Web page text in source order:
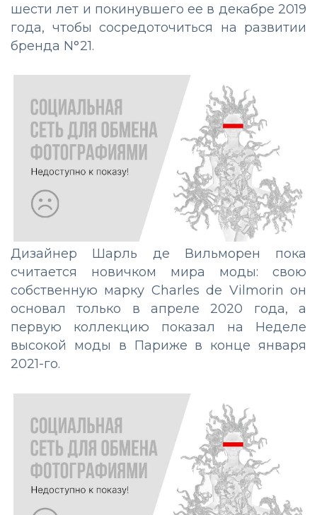
шести лет и покинувшего ее в декабре 2019
года, чтобы сосредоточиться на развитии
бренда N°21.
Дизайнер Шарль де Вильморен пока
считается новичком мира моды: свою
собственную марку Charles de Vilmorin он
основал только в апреле 2020 года, а
первую коллекцию показал на Неделе
высокой моды в Париже в конце января
2021-го.